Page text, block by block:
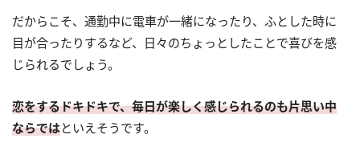
だからこそ、通勤中に電車が一緒になったり、ふとした時に
目が合ったりするなど、日々のちょっとしたことで喜びを感
じられるでしょう。
恋をするドキドキで、毎日が楽しく感じられるのも片思い中
ならではといえそうです。